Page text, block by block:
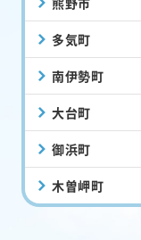
熊野市
多気町
南伊勢町
大台町
御浜町
木曽岬町